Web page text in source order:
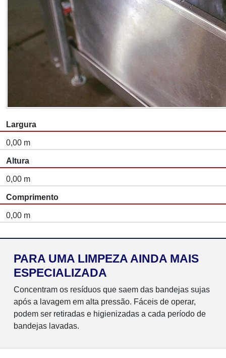
Largura
0,00 m
Altura
0,00 m
Comprimento
0,00 m
PARA UMA LIMPEZA AINDA MAIS
ESPECIALIZADA
Concentram os resíduos que saem das bandejas sujas
após a lavagem em alta pressão. Fáceis de operar,
podem ser retiradas e higienizadas a cada período de
bandejas lavadas.